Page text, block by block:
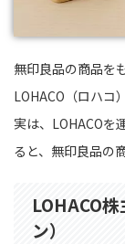
無印良品の商品を
LOHACO（ロハコ
実は、LOHACOを
ると、無印良品の
LOHACO
ン）